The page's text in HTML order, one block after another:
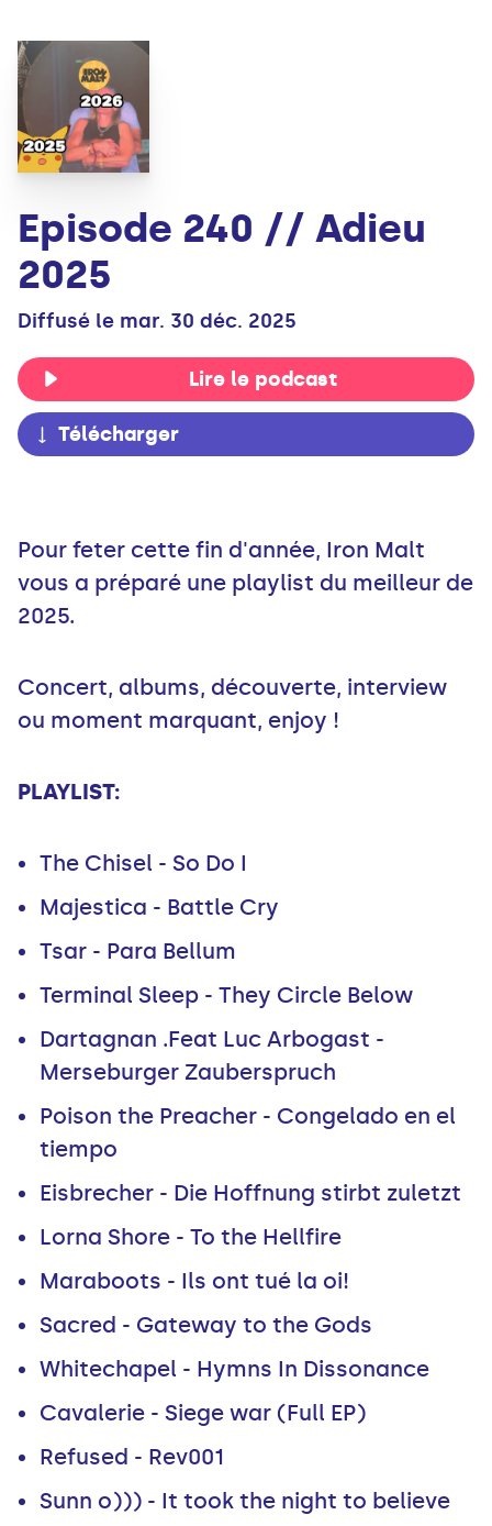
Episode 240 // Adieu
2025
Diffusé le mar. 30 déc. 2025
Lire le podcast
Télécharger
Pour feter cette fin d'année, Iron Malt
vous a préparé une playlist du meilleur de
2025.
Concert, albums, découverte, interview
ou moment marquant, enjoy !
PLAYLIST:
The Chisel - So Do I
Majestica - Battle Cry
Tsar - Para Bellum
Terminal Sleep - They Circle Below
Dartagnan .Feat Luc Arbogast -
Merseburger Zauberspruch
Poison the Preacher - Congelado en el
tiempo
Eisbrecher - Die Hoffnung stirbt zuletzt
Lorna Shore - To the Hellfire
Maraboots - Ils ont tué la oi!
Sacred - Gateway to the Gods
Whitechapel - Hymns In Dissonance
Cavalerie - Siege war (Full EP)
Refused - Rev001
Sunn o))) - It took the night to believe